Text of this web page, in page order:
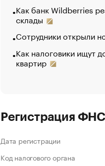
Как банк Wildberries
склады
Сотрудники открыли
Как налоговики ищут
квартир
Регистрация ФНС
Дата регистрации
Код налогового органа